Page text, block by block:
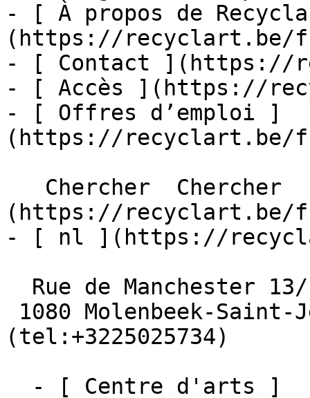
- [ À propos de
(https://recyclart.be/
- [ Contact ](https://
- [ Accès ](https://
- [ Offres d’emploi ]
(https://recyclart.be/
(https://recyclart.be/
- [ nl ](https://
(tel:+3225025734)